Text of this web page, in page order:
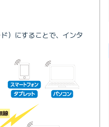
）にすることで、インタ